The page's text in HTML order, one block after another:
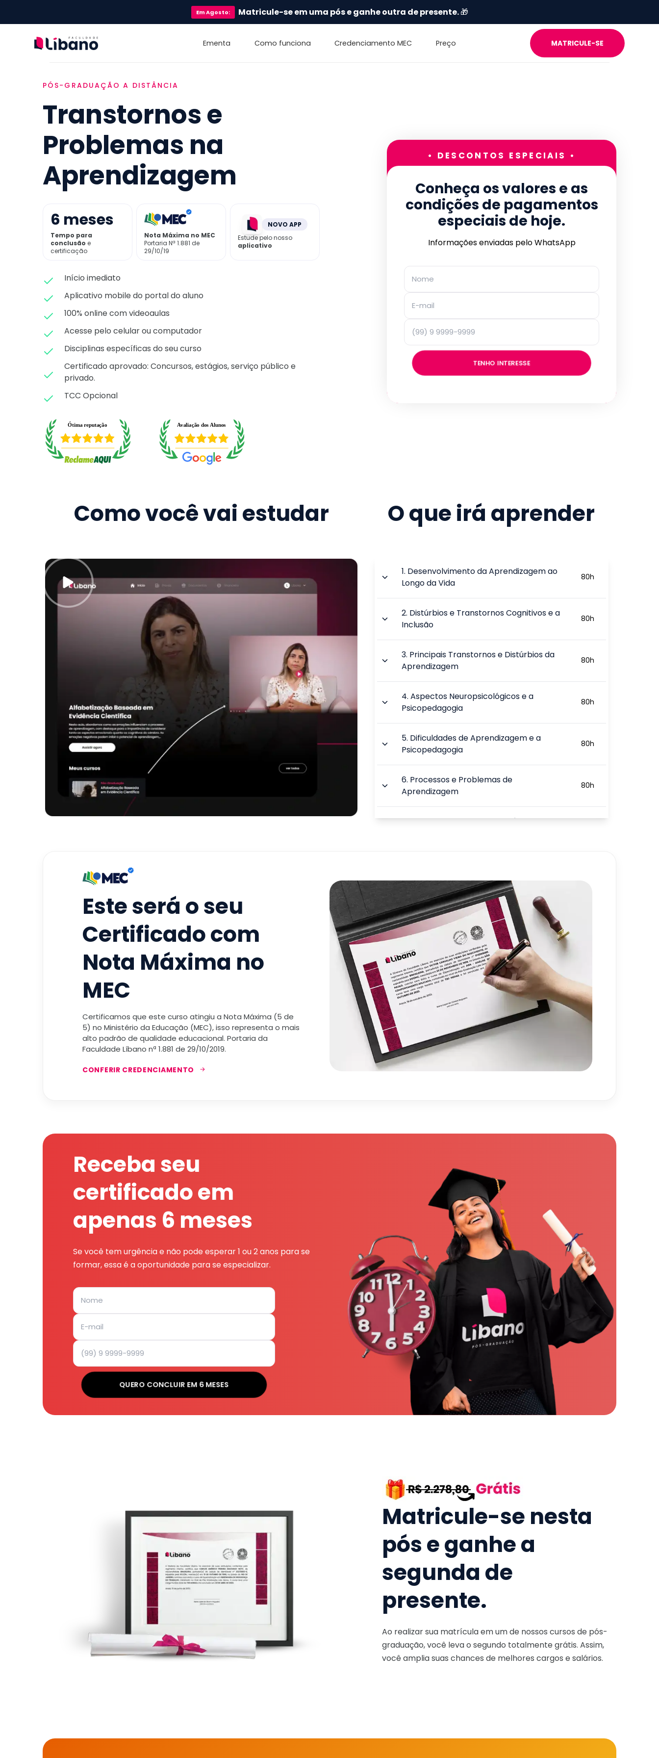
EmAgosto: Matricule-se em uma pós e ganhe outra de presente.🎁
Ementa Como funciona Credenciamento MEC Preço MATRICULE-SE
PÓS-GRADUAÇÃO A DISTÂNCIA
Transtornos e
Problemas na
Aprendizagem
6 meses
Tempo para
conclusão e
certificação
Nota Máxima no MEC
Portaria Nª 1.881 de
29/10/19
NOVO APP
Estude pelo nosso
aplicativo
Início imediato
Aplicativo mobile do portal do aluno
100% online com videoaulas
Acesse pelo celular ou computador
Disciplinas específicas do seu curso
Certificado aprovado: Concursos, estágios, serviço público e
privado.
TCC Opcional
• DESCONTOS ESPECIAIS •
Conheça os valores e as
condições de pagamentos
especiais de hoje.
Informações enviadas pelo WhatsApp
TENHO INTERESSE
Como você vai estudar O que irá aprender
1. Desenvolvimento da Aprendizagem ao
Longo da Vida
80h
2. Distúrbios e Transtornos Cognitivos e a
Inclusão
80h
3. Principais Transtornos e Distúrbios da
Aprendizagem
80h
4.Aspectos Neuropsicológicos e a
Psicopedagogia
80h
5. Dificuldades de Aprendizagem e a
Psicopedagogia
80h
6. Processos e Problemas de
Aprendizagem
80h
7.Atenção, Percepção, Memória e
9.Processos de Aprendizagem e a
Avaliação
TOTAL:
Este será o seu
Certificado com
Nota Máxima no
MEC
Certificamos que este curso atingiu a Nota Máxima (5 de
5) no Ministério da Educação (MEC), isso representa o mais
alto padrão de qualidade educacional. Portaria da
Faculdade Líbano nª 1.881 de 29/10/2019.
CONFERIR CREDENCIAMENTO
Receba seu
certificado em
apenas 6 meses
Se você tem urgência e não pode esperar 1 ou 2 anos para se
formar, essa é a oportunidade para se especializar.
QUERO CONCLUIR EM 6 MESES
Matricule-se nesta
pós e ganhe a
segunda de
presente.
Ao realizar sua matrícula em um de nossos cursos de pós-
graduação, você leva o segundo totalmente grátis. Assim,
você amplia suas chances de melhores cargos e salários.